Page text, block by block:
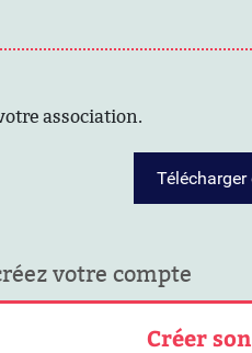
association.
votre compte
Créer